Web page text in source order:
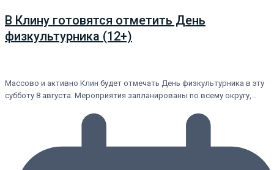
В Клину готовятся отметить День
физкультурника (12+)
Массово и активно Клин будет отмечать День физкультурника в эту
субботу 8 августа. Мероприятия запланированы по всему округу,…